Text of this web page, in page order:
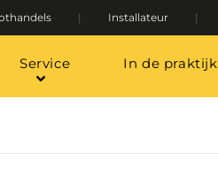
Installateur
Service In de praktijk